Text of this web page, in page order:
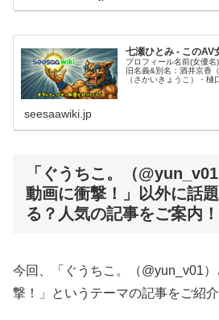
七瀬ひとみ - このAV
プロフィール名前(女優名
旧名義&別名：酒井京香
（さかいきょうこ）・樋
seesaawiki.jp
「ぐうちこ。（
動画に衝撃！」以外に話
る？人気の記事をご案内！
今回、「ぐうちこ。（@yun_v01
撃！」というテーマの記事をご紹介